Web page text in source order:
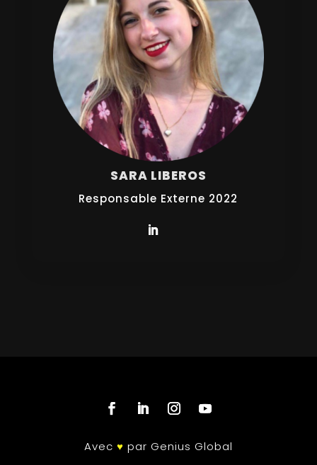
SARA LIBEROS
Responsable Externe 2022
Avec ♥ par Genius Global